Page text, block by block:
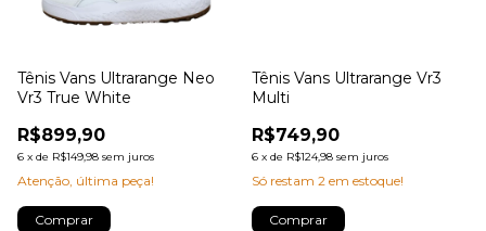
Tênis Vans Ultrarange Neo
Vr3 True White
R$899,90
6 x de R$149,98 sem juros
Atenção, última peça!
Comprar
Tênis Vans Ultrarange Vr3
Multi
R$749,90
6 x de R$124,98 sem juros
Só restam 2 em estoque!
Comprar